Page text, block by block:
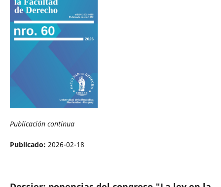
Publicación continua
Publicado: 2026-02-18